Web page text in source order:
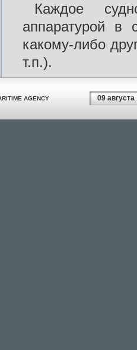
Каждое
аппаратурой в
какому-либо
т.п.).
AGENCY 09 августа